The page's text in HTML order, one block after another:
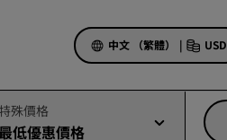
中文 （繁體） | USD
殊價格
低優惠價格